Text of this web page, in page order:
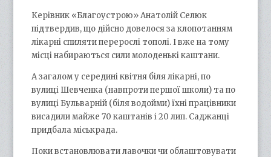
Керівник «Благоустрою» Анатолій Селюк
підтвердив, що дійсно довелося за клопотанням
лікарні спиляти перерослі тополі. І вже на тому
місці набираються сили молоденькі каштани.
А загалом у середині квітня біля лікарні, по
вулиці Шевченка (навпроти першої школи) та по
вулиці Бульварній (біля водойми) їхні працівники
висадили майже 70 каштанів і 20 лип. Саджанці
придбала міськрада.
Поки встановлювати лавочки чи облаштовувати